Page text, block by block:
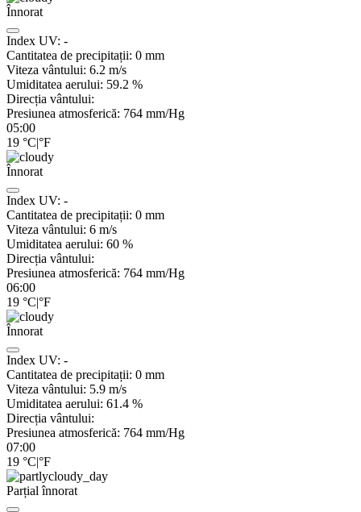
Înnorat
Index UV: -
Cantitatea de precipitații: 0 mm
Viteza vântului: 6.2 m/s
Umiditatea aerului: 59.2 %
Direcția vântului:
Presiunea atmosferică: 764 mm/Hg
05:00
19 °C|°F
Înnorat
Index UV: -
Cantitatea de precipitații: 0 mm
Viteza vântului: 6 m/s
Umiditatea aerului: 60 %
Direcția vântului:
Presiunea atmosferică: 764 mm/Hg
06:00
19 °C|°F
Înnorat
Index UV: -
Cantitatea de precipitații: 0 mm
Viteza vântului: 5.9 m/s
Umiditatea aerului: 61.4 %
Direcția vântului:
Presiunea atmosferică: 764 mm/Hg
07:00
19 °C|°F
Parțial înnorat